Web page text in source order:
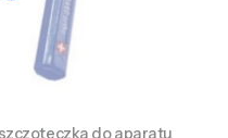
do aparatu